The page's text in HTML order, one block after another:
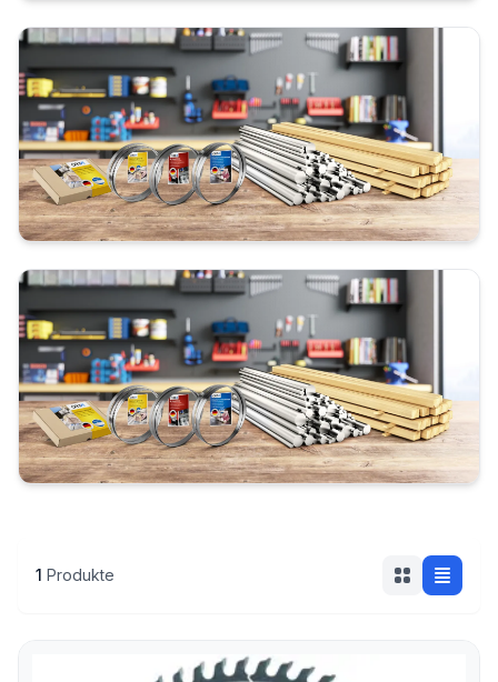
Kappkreissägeblatt
Zuschnittkreissägeblatt
1 Produkte